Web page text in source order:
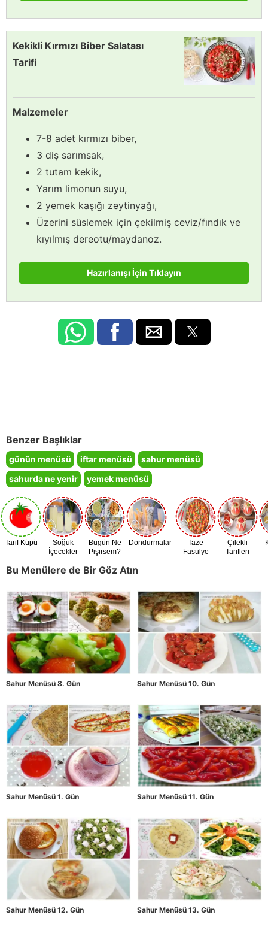
Kekikli Kırmızı Biber Salatası
Tarifi
Malzemeler
7-8 adet kırmızı biber,
3 diş sarımsak,
2 tutam kekik,
Yarım limonun suyu,
2 yemek kaşığı zeytinyağı,
Üzerini süslemek için çekilmiş ceviz/fındık ve
kıyılmış dereotu/maydanoz.
Hazırlanışı İçin Tıklayın
Benzer Başlıklar
günün menüsü iftar menüsü
sahur menüsü
sahurda ne yenir
yemek menüsü
Tarif Küpü
Soğuk
İçecekler
Bugün Ne
Pişirsem?
Dondurmalar
Taze
Fasulye
Çilekli
Tarifleri
Bu Menülere de Bir Göz Atın
Sahur Menüsü 8. Gün Sahur Menüsü 10. Gün
Sahur Menüsü 1. Gün Sahur Menüsü 11. Gün
Sahur Menüsü 12. Gün Sahur Menüsü 13. Gün